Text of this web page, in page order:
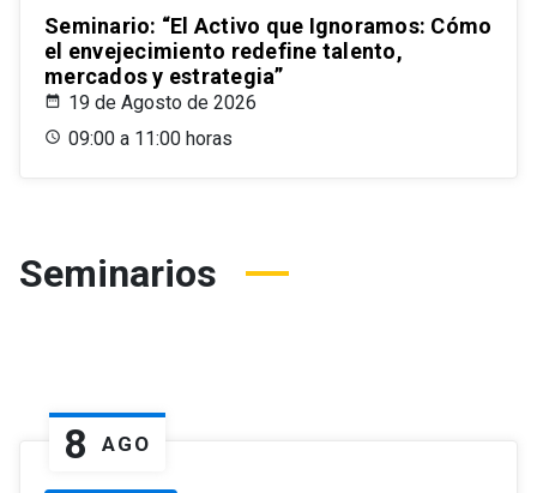
Seminario: “El Activo que Ignoramos: Cómo
el envejecimiento redefine talento,
mercados y estrategia”
19 de Agosto de 2026
09:00 a 11:00 horas
Seminarios
8 AGO